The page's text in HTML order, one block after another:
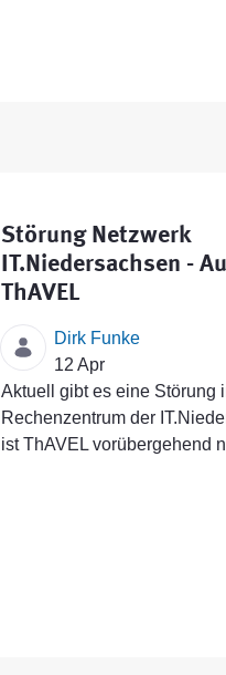
Störung Netzwerk
IT.Niedersachsen -
ThAVEL
Dirk Funke
12 Apr
Aktuell gibt es eine Störung
Rechenzentrum der
ist ThAVEL vorübergehend